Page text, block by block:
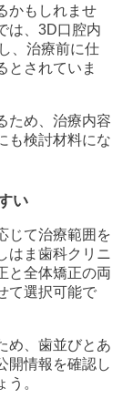
かもしれませ
は、3D口腔内
、治療前に仕
とされていま
ため、治療内容
も検討材料にな
い
じて治療範囲を
はま歯科クリニ
と全体矯正の両
て選択可能で
め、歯並びとあ
開情報を確認し
。